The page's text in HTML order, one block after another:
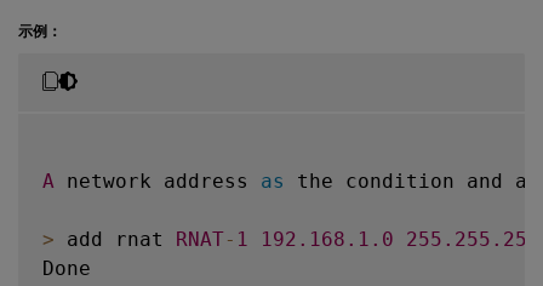
示例：
A network address as the condition and a
> add rnat RNAT- 1 192.168 .1 .0 255.255 .255
Done